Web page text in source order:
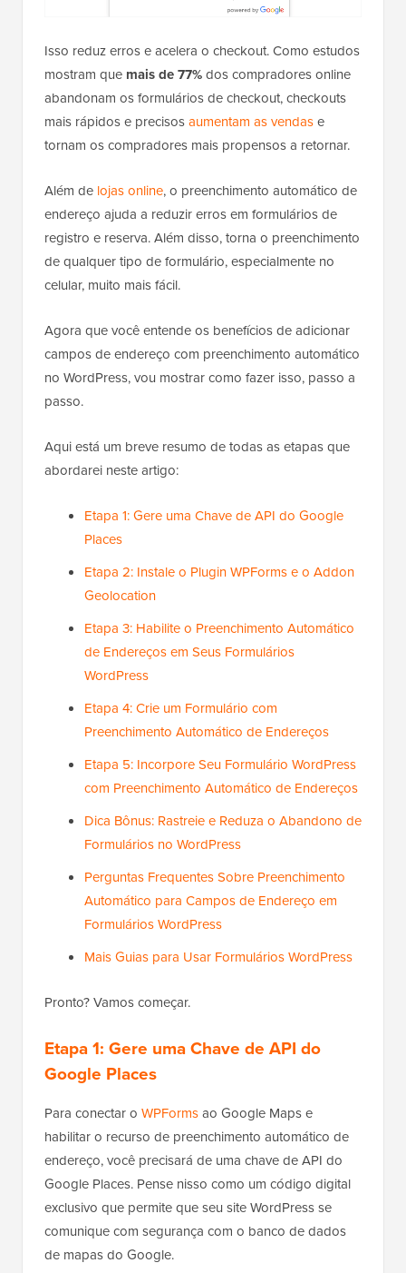
Isso reduz erros e acelera o checkout. Como estudos
mostram que mais de 77%dos compradores online
abandonam os formulários de checkout, checkouts
mais rápidos e precisosaumentam as vendase
tornam os compradores mais propensos a retornar.
Além de lojas online, o preenchimento automático de
endereço ajuda a reduzir erros em formulários de
registro e reserva. Além disso, torna o preenchimento
de qualquer tipo de formulário, especialmente no
celular, muito mais fácil.
Agora que você entende os benefícios de adicionar
campos de endereço com preenchimento automático
no WordPress, vou mostrar como fazer isso, passo a
passo.
Aqui está um breve resumo de todas as etapas que
abordarei neste artigo:
Etapa 1: Gere uma Chave de API do Google
Places
Etapa 2: Instale o Plugin WPForms e o Addon
Geolocation
Etapa 3: Habilite o Preenchimento Automático
de Endereços em Seus Formulários
WordPress
Etapa 4: Crie um Formulário com
Preenchimento Automático de Endereços
Etapa 5: Incorpore Seu Formulário WordPress
com Preenchimento Automático de Endereços
Dica Bônus: Rastreie e Reduza o Abandono de
Formulários no WordPress
Perguntas Frequentes Sobre Preenchimento
Automático para Campos de Endereço em
Formulários WordPress
Mais Guias para Usar Formulários WordPress
Pronto? Vamos começar.
Etapa 1: Gere uma Chave de API do
Google Places
Para conectar o WPFormsao Google Maps e
habilitar o recurso de preenchimento automático de
endereço, você precisará de uma chave de API do
Google Places. Pense nisso como um código digital
exclusivo que permite que seu site WordPress se
comunique com segurança com o banco de dados
de mapas do Google.